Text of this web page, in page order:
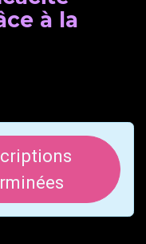
à la